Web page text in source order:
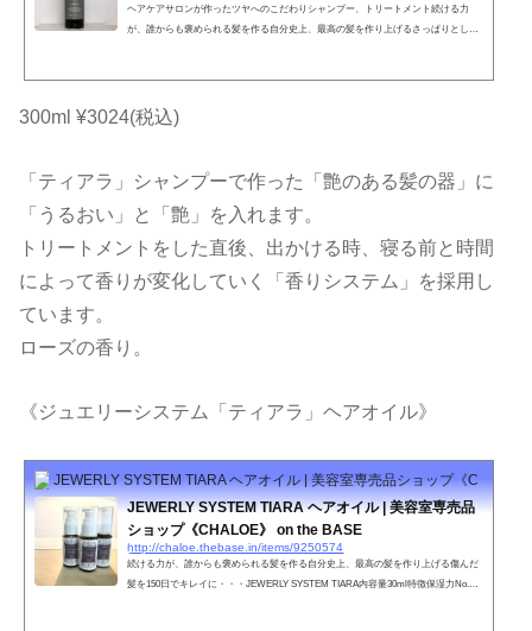
ヘアケアサロンが作ったツヤへのこだわりシャンプー、トリートメント続ける力
が、誰からも褒められる髪を作る自分史上、最高の髪を作り上げるさっぱりとした
ーやパーマなどのアルカリ物を除去する。紫外線を吸収してくれる。やればやるほ
ど蘇る髪へ。ツヤ髪への第一歩。●お肌に合わない時、傷や湿疹等...
300ml ¥3024(税込)
「ティアラ」シャンプーで作った「艶のある髪の器」に
「うるおい」と「艶」を入れます。
トリートメントをした直後、出かける時、寝る前と時間
によって香りが変化していく「香りシステム」を採用し
ています。
ローズの香り。
《ジュエリーシステム「ティアラ」ヘアオイル》
JEWERLY SYSTEM TIARA ヘアオイル | 美容室専売品ショップ《
JEWERLY SYSTEM TIARA ヘアオイル | 美容室専売品
ショップ《CHALOE》 on the BASE
http://chaloe.thebase.in/items/9250574
続ける力が、誰からも褒められる髪を作る自分史上、最高の髪を作り上げる傷んだ
髪を150日でキレイに・・・JEWERLY SYSTEM TIARA内容量30ml特徴保湿力No.1